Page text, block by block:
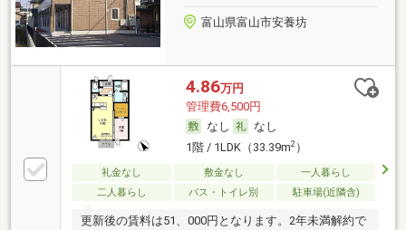
富山県富山市安養坊
4.86万円
管理費6,500円
なし
なし
1階 / 1LDK（33.39m2）
礼金なし 敷金なし
一人暮らし
二人暮らし
バス・トイレ別 駐車場(近隣含)
更新後の賃料は51、000円となります。2年未満解約で